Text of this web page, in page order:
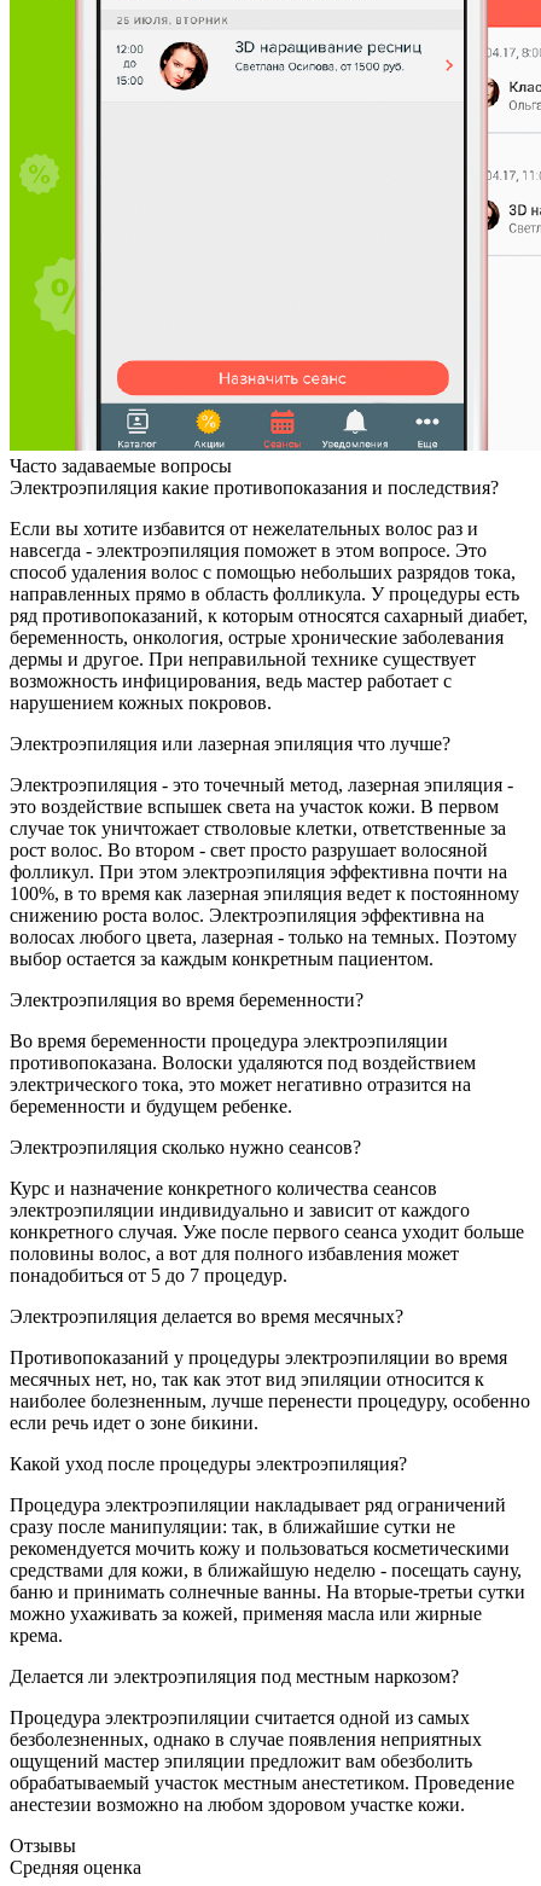
Часто задаваемые вопросы
Электроэпиляция какие противопоказания и последствия?
Если вы хотите избавится от нежелательных волос раз и
навсегда - электроэпиляция поможет в этом вопросе. Это
способ удаления волос с помощью небольших разрядов тока,
направленных прямо в область фолликула. У процедуры есть
ряд противопоказаний, к которым относятся сахарный диабет,
беременность, онкология, острые хронические заболевания
дермы и другое. При неправильной технике существует
возможность инфицирования, ведь мастер работает с
нарушением кожных покровов.
Электроэпиляция или лазерная эпиляция что лучше?
Электроэпиляция - это точечный метод, лазерная эпиляция -
это воздействие вспышек света на участок кожи. В первом
случае ток уничтожает стволовые клетки, ответственные за
рост волос. Во втором - свет просто разрушает волосяной
фолликул. При этом электроэпиляция эффективна почти на
100%, в то время как лазерная эпиляция ведет к постоянному
снижению роста волос. Электроэпиляция эффективна на
волосах любого цвета, лазерная - только на темных. Поэтому
выбор остается за каждым конкретным пациентом.
Электроэпиляция во время беременности?
Во время беременности процедура электроэпиляции
противопоказана. Волоски удаляются под воздействием
электрического тока, это может негативно отразится на
беременности и будущем ребенке.
Электроэпиляция сколько нужно сеансов?
Курс и назначение конкретного количества сеансов
электроэпиляции индивидуально и зависит от каждого
конкретного случая. Уже после первого сеанса уходит больше
половины волос, а вот для полного избавления может
понадобиться от 5 до 7 процедур.
Электроэпиляция делается во время месячных?
Противопоказаний у процедуры электроэпиляции во время
месячных нет, но, так как этот вид эпиляции относится к
наиболее болезненным, лучше перенести процедуру, особенно
если речь идет о зоне бикини.
Какой уход после процедуры электроэпиляция?
Процедура электроэпиляции накладывает ряд ограничений
сразу после манипуляции: так, в ближайшие сутки не
рекомендуется мочить кожу и пользоваться косметическими
средствами для кожи, в ближайшую неделю - посещать сауну,
баню и принимать солнечные ванны. На вторые-третьи сутки
можно ухаживать за кожей, применяя масла или жирные
крема.
Делается ли электроэпиляция под местным наркозом?
Процедура электроэпиляции считается одной из самых
безболезненных, однако в случае появления неприятных
ощущений мастер эпиляции предложит вам обезболить
обрабатываемый участок местным анестетиком. Проведение
анестезии возможно на любом здоровом участке кожи.
Отзывы
Средняя оценка